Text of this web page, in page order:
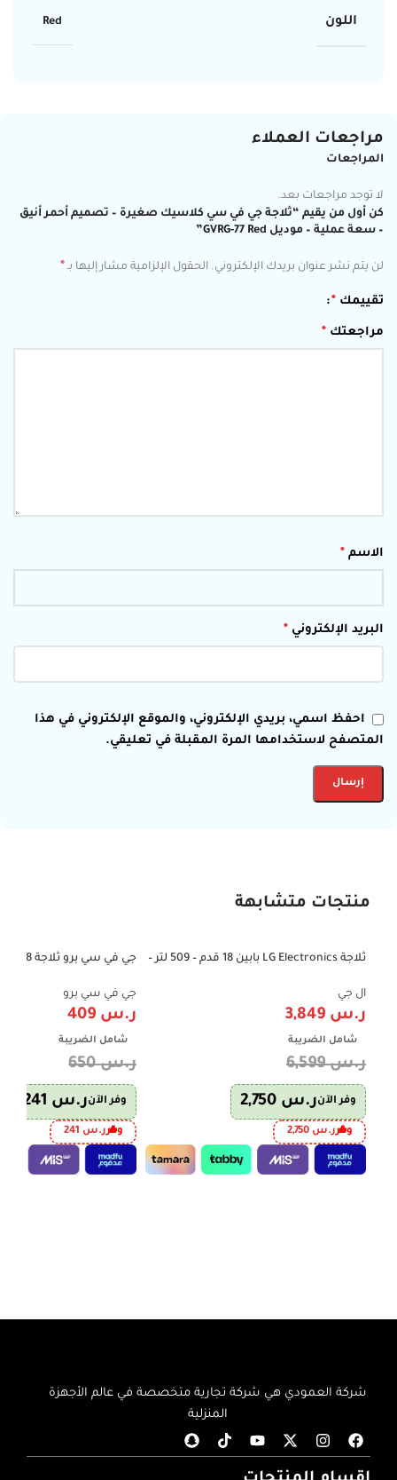
اللون Red
مراجعات العملاء
المراجعات
لا توجد مراجعات بعد.
كن أول من يقيم “ثلاجة جي في سي كلاسيك صغيرة – تصميم أحمر أنيق
– سعة عملية – موديل GVRG-77 Red”
لن يتم نشر عنوان بريدك الإلكتروني. الحقول الإلزامية مشار إليها بـ *
تقييمك *
مراجعتك *
الاسم *
البريد الإلكتروني *
احفظ اسمي، بريدي الإلكتروني، والموقع الإلكتروني في هذا
المتصفح لاستخدامها المرة المقبلة في تعليقي.
منتجات متشابهة
-42%
ثلاجة LG Electronics بابين 18 قدم – 509 لتر –
ال جي
ر.س
شامل الضريبة
ر.س6,599
وفر الآنر.س
وفرر.س 2,750
-37%
جي في سي برو
ر.س
شامل الضريبة
ر.س650
وفر الآنر.س
وفرر.س
شركة العمودي هي شركة تجارية متخصصة في عالم الأجهزة
المنزلية